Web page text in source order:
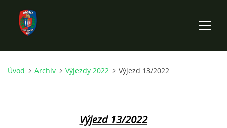
ÚVOD
HISTORIE SBORU
Úvod Archiv Výjezdy 2022 Výjezd 13/2022
Výjezd 13/2022